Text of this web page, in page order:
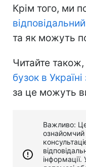
Крім того, ми
та як можуть
Читайте
бузок в
за це можуть
Важливо:
інформації.